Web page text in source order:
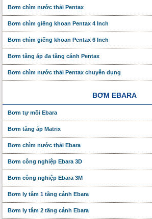
Bơm chìm nước thải Pentax
Bơm chìm giếng khoan Pentax 4 Inch
Bơm chìm giếng khoan Pentax 6 Inch
Bơm tăng áp đa tầng cánh Pentax
Bơm chìm nước thải Pentax chuyên dụng
BƠM EBARA
Bơm tự mồi Ebara
Bơm tăng áp Matrix
Bơm chìm nước thải Ebara
Bơm công nghiệp Ebara 3D
Bơm công nghiệp Ebara 3M
Bơm ly tâm 1 tầng cánh Ebara
Bơm ly tâm 2 tầng cánh Ebara